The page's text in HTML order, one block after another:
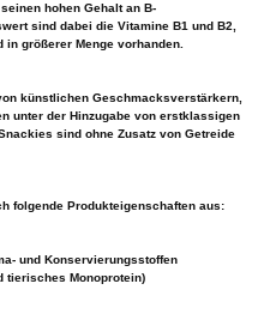
hohen Gehalt an B-
sind dabei die Vitamine B1 und B2,
in größerer Menge vorhanden.
künstlichen Geschmacksverstärkern,
unter der Hinzugabe von erstklassigen
sind ohne Zusatz von Getreide
folgende Produkteigenschaften aus:
und Konservierungsstoffen
tierisches Monoprotein)